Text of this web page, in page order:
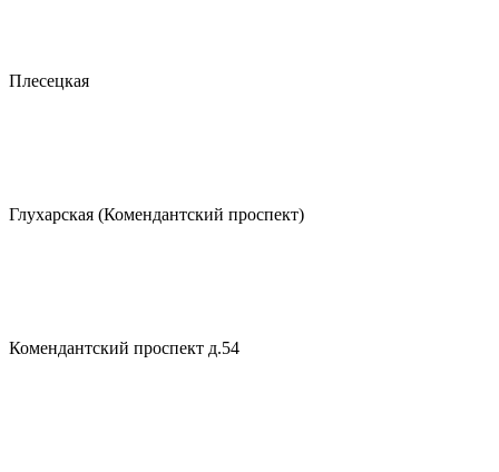
Плесецкая
Глухарская (Комендантский проспект)
Комендантский проспект д.54